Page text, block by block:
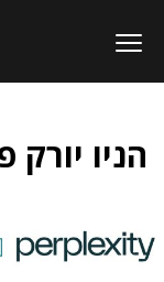
הניו יורק